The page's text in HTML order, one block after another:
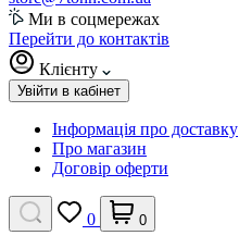
Ми в соцмережах
Перейти до контактів
Клієнту
Увійти в кабінет
Інформація про доставку
Про магазин
Договір оферти
0 0